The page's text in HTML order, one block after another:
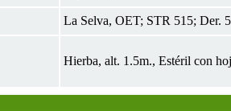
La Selva, OET; STR 515; Der.
Hierba, alt. 1.5m., Estéril con